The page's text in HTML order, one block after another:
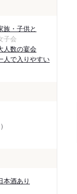
族・子供と
子会
人数の宴会
人で入りやすい
本酒あり